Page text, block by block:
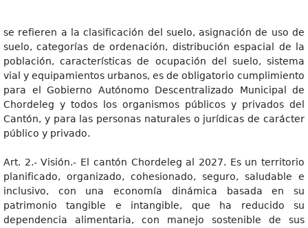
se refieren a la clasificación del suelo, asignación de uso de
suelo, categorías de ordenación, distribución espacial de la
población, características de ocupación del suelo, sistema
vial y equipamientos urbanos, es de obligatorio cumplimiento
para el Gobierno Autónomo Descentralizado Municipal de
Chordeleg y todos los organismos públicos y privados del
Cantón, y para las personas naturales o jurídicas de carácter
público y privado.
Art. 2.- Visión.- El cantón Chordeleg al 2027. Es un territorio
planificado, organizado, cohesionado, seguro, saludable e
inclusivo, con una economía dinámica basada en su
patrimonio tangible e intangible, que ha reducido su
dependencia alimentaria, con manejo sostenible de sus